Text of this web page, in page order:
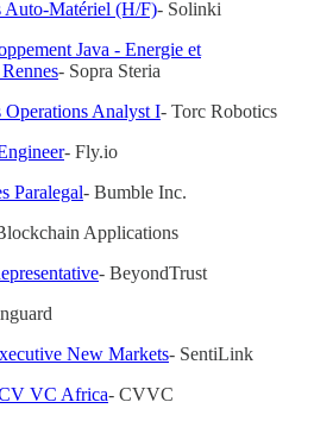
Auto-Matériel (H/F)- Solinki
Java - Energie et
- Sopra Steria
Operations Analyst I- Torc Robotics
- Fly.io
Paralegal- Bumble Inc.
Applications
- BeyondTrust
New Markets- SentiLink
VC Africa- CVVC